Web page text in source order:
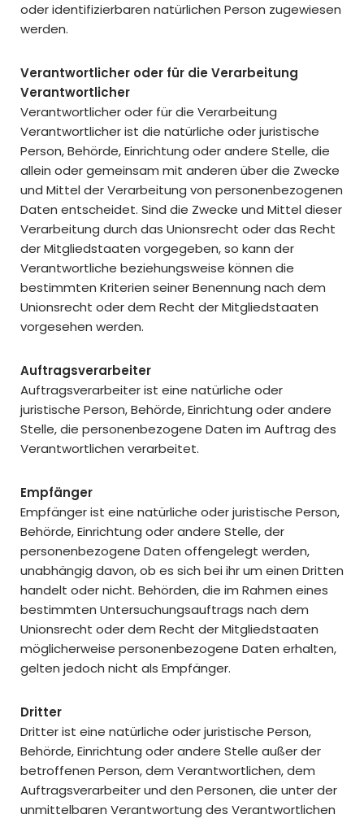
oder identifizierbaren natürlichen Person zugewiesen
werden.
Verantwortlicher oder für die Verarbeitung
Verantwortlicher
Verantwortlicher oder für die Verarbeitung
Verantwortlicher ist die natürliche oder juristische
Person, Behörde, Einrichtung oder andere Stelle, die
allein oder gemeinsam mit anderen über die Zwecke
und Mittel der Verarbeitung von personenbezogenen
Daten entscheidet. Sind die Zwecke und Mittel dieser
Verarbeitung durch das Unionsrecht oder das Recht
der Mitgliedstaaten vorgegeben, so kann der
Verantwortliche beziehungsweise können die
bestimmten Kriterien seiner Benennung nach dem
Unionsrecht oder dem Recht der Mitgliedstaaten
vorgesehen werden.
Auftragsverarbeiter
Auftragsverarbeiter ist eine natürliche oder
juristische Person, Behörde, Einrichtung oder andere
Stelle, die personenbezogene Daten im Auftrag des
Verantwortlichen verarbeitet.
Empfänger
Empfänger ist eine natürliche oder juristische Person,
Behörde, Einrichtung oder andere Stelle, der
personenbezogene Daten offengelegt werden,
unabhängig davon, ob es sich bei ihr um einen Dritten
handelt oder nicht. Behörden, die im Rahmen eines
bestimmten Untersuchungsauftrags nach dem
Unionsrecht oder dem Recht der Mitgliedstaaten
möglicherweise personenbezogene Daten erhalten,
gelten jedoch nicht als Empfänger.
Dritter
Dritter ist eine natürliche oder juristische Person,
Behörde, Einrichtung oder andere Stelle außer der
betroffenen Person, dem Verantwortlichen, dem
Auftragsverarbeiter und den Personen, die unter der
unmittelbaren Verantwortung des Verantwortlichen